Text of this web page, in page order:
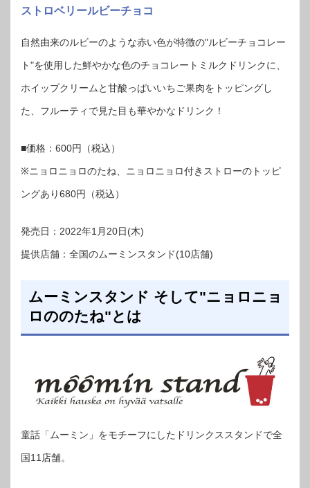
ストロベリールビーチョコ
自然由来のルビーのような赤い色が特徴の"ルビーチョコレー
ト"を使用した鮮やかな色のチョコレートミルクドリンクに、
ホイップクリームと甘酸っぱいいちご果肉をトッピングし
た、フルーティで見た目も華やかなドリンク！
■価格：600円（税込）
※ニョロニョロのたね、ニョロニョロ付きストローのトッピ
ングあり680円（税込）
発売日：2022年1月20日(木)
提供店舗：全国のムーミンスタンド(10店舗)
ムーミンスタンド そして"ニョロニョ
ロののたね"とは
童話「ムーミン」をモチーフにしたドリンクススタンドで全
国11店舗。